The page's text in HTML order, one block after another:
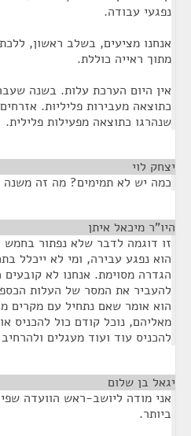
נפגעי עבודה.
אנחנו מציעים, בשלב ראשון,
מתוך ראייה כוללת.
אין היום הערכת עלות. בשנה
כתוצאה מעבירות פליליות.
שנהרגו כתוצאה מפעילות פלילית.
יצחק לוי
כמה יש לא תמימים? מה זה משנה
היו"ר מיכאל איתן
זו דוגמה לדבר שלא נפתור
הוא נפגע עבירה, ומי לא ייכלל
הגדרה מסוימת. אנחנו לא
להעביר את המסר של העלות
הוא אומר שאם נתחיל עם מקרים
מאליהם, נוכל קודם כול להכניס
להכניס עוד ועוד מעגלים
יגאל בן שלום
אני מודה ליושב-ראש הוועדה
ביותר.